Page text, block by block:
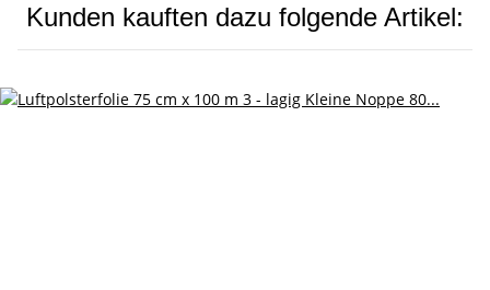
Kunden kauften dazu folgende Artikel: